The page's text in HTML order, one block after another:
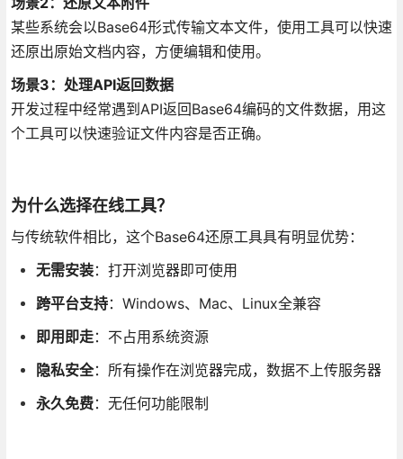
某些系统会以Base64形式传输文本文件，使用工具可以快速
还原出原始文档内容，方便编辑和使用。
场景3：处理API返回数据
开发过程中经常遇到API返回Base64编码的文件数据，用这
个工具可以快速验证文件内容是否正确。
为什么选择在线工具？
与传统软件相比，这个Base64还原工具具有明显优势：
无需安装：打开浏览器即可使用
跨平台支持：Windows、Mac、Linux全兼容
即用即走：不占用系统资源
隐私安全：所有操作在浏览器完成，数据不上传服务器
永久免费：无任何功能限制